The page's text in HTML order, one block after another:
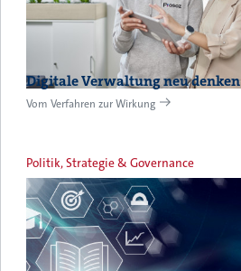
Digitale Verwaltung neu denken
Vom Verfahren zur Wirkung
Politik, Strategie & Governance